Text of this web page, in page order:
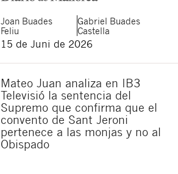
Joan Buades
Feliu
Gabriel Buades
Castella
15 de Juni de 2026
Mateo Juan analiza en IB3
Televisió la sentencia del
Supremo que confirma que el
convento de Sant Jeroni
pertenece a las monjas y no al
Obispado